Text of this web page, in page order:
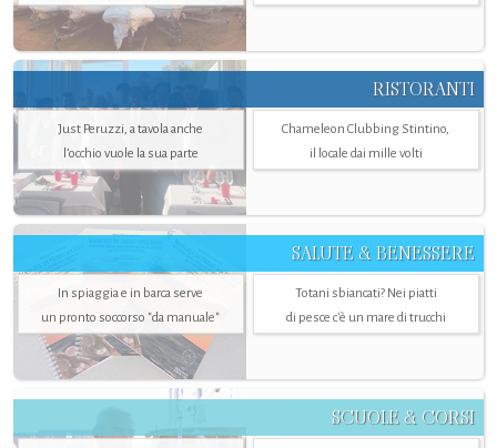
RISTORANTI
Just Peruzzi, a tavola anche
l’occhio vuole la sua parte
Chameleon Clubbing Stintino,
il locale dai mille volti
SALUTE & BENESSERE
In spiaggia e in barca serve
un pronto soccorso "da manuale"
Totani sbiancati? Nei piatti
di pesce c'è un mare di trucchi
SCUOLE & CORSI